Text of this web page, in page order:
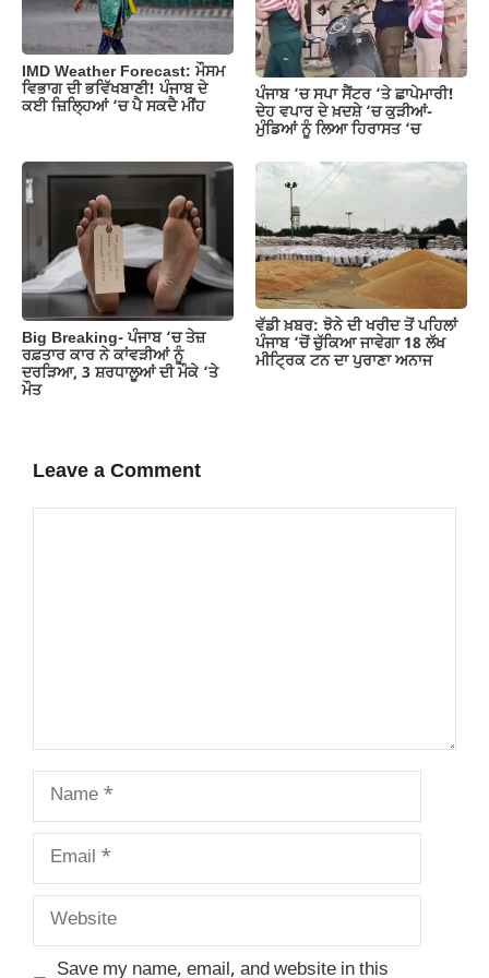
IMD Weather Forecast: ਮੌਸਮ
ਵਿਭਾਗ ਦੀ ਭਵਿੱਖਬਾਣੀ! ਪੰਜਾਬ ਦੇ
ਕਈ ਜ਼ਿਲ੍ਹਿਆਂ ‘ਚ ਪੈ ਸਕਦੈ ਮੀਂਹ
ਪੰਜਾਬ ‘ਚ ਸਪਾ ਸੈਂਟਰ ‘ਤੇ ਛਾਪੇਮਾਰੀ!
ਦੇਹ ਵਪਾਰ ਦੇ ਖ਼ਦਸ਼ੇ ‘ਚ ਕੁੜੀਆਂ-
ਮੁੰਡਿਆਂ ਨੂੰ ਲਿਆ ਹਿਰਾਸਤ ‘ਚ
Big Breaking- ਪੰਜਾਬ ‘ਚ ਤੇਜ਼
ਰਫ਼ਤਾਰ ਕਾਰ ਨੇ ਕਾਂਵੜੀਆਂ ਨੂੰ
ਦਰੜਿਆ, 3 ਸ਼ਰਧਾਲੂਆਂ ਦੀ ਮੌਕੇ ‘ਤੇ
ਮੌਤ
ਵੱਡੀ ਖ਼ਬਰ: ਝੋਨੇ ਦੀ ਖਰੀਦ ਤੋਂ ਪਹਿਲਾਂ
ਪੰਜਾਬ ‘ਚੋਂ ਚੁੱਕਿਆ ਜਾਵੇਗਾ 18 ਲੱਖ
ਮੀਟ੍ਰਿਕ ਟਨ ਦਾ ਪੁਰਾਣਾ ਅਨਾਜ
Leave a Comment
Name
Email
Website
Save my name, email, and website in this